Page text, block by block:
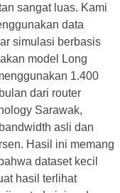
sangat luas. Kami
data
simulasi berbasis
model Long
1.400
dari router
Sarawak,
asli dan
Hasil ini memang
dataset kecil
hasil terlihat